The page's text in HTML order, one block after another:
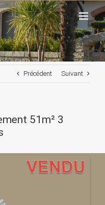
Précédent Suivant
51m² 3